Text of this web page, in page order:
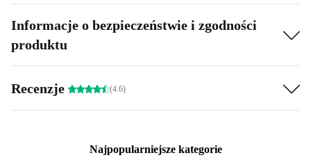
Informacje o bezpieczeństwie i zgodności
produktu
Recenzje (4.6)
Najpopularniejsze kategorie